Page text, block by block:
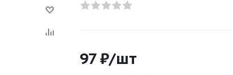
97₽/шт